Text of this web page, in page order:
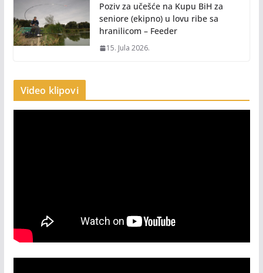
Poziv za učešće na Kupu BiH za
seniore (ekipno) u lovu ribe sa
hranilicom – Feeder
15. Jula 2026.
Video klipovi